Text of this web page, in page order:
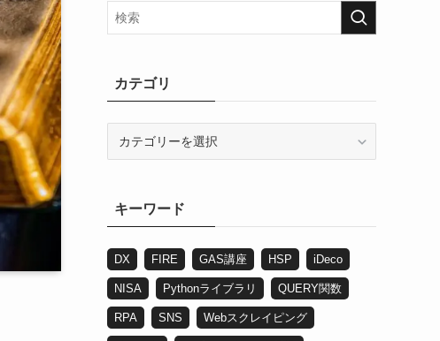
カテゴリ
キーワード
DX FIRE GAS講座 HSP iDeco
NISA Pythonライブラリ QUERY関数
RPA SNS Webスクレイピング